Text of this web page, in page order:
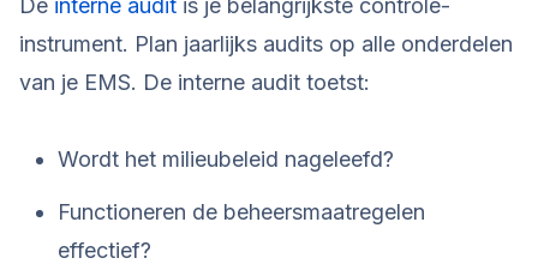
De interne audit is je belangrijkste controle-
instrument. Plan jaarlijks audits op alle onderdelen
van je EMS. De interne audit toetst:
Wordt het milieubeleid nageleefd?
Functioneren de beheersmaatregelen
effectief?